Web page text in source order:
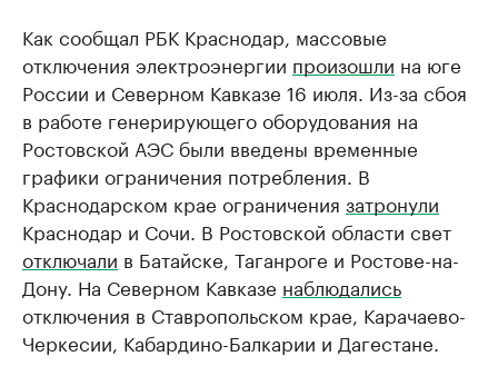
Как сообщал РБК Краснодар, массовые
отключения электроэнергии произошли на юге
России и Северном Кавказе 16 июля. Из-за сбоя
в работе генерирующего оборудования на
Ростовской АЭС были введены временные
графики ограничения потребления. В
Краснодарском крае ограничения затронули
Краснодар и Сочи. В Ростовской области свет
отключали в Батайске, Таганроге и Ростове-на-
Дону. На Северном Кавказе наблюдались
отключения в Ставропольском крае, Карачаево-
Черкесии, Кабардино-Балкарии и Дагестане.